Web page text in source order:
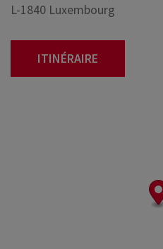
L-1840 Luxembourg
ITINÉRAIRE